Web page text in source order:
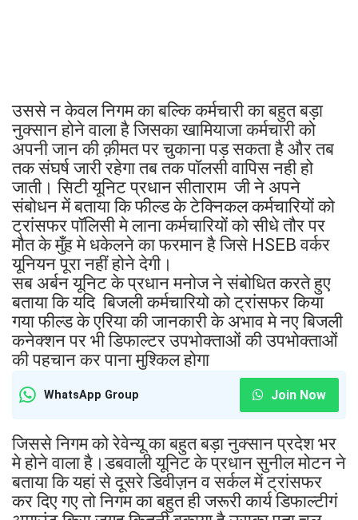
उससे न केवल निगम का बल्कि कर्मचारी का बहुत बड़ा
नुक्सान होने वाला है जिसका खामियाजा कर्मचारी को
अपनी जान की क़ीमत पर चुकाना पड़ सकता है और तब
तक संघर्ष जारी रहेगा तब तक पॉलसी वापिस नही हो
जाती। सिटी यूनिट प्रधान सीताराम जी ने अपने
संबोधन में बताया कि फील्ड के टेक्निकल कर्मचारियों को
ट्रांसफर पॉलिसी मे लाना कर्मचारियों को सीधे तौर पर
मौत के मुँह मे धकेलने का फरमान है जिसे HSEB वर्कर
यूनियन पूरा नहीं होने देगी।
सब अर्बन यूनिट के प्रधान मनोज ने संबोधित करते हुए
बताया कि यदि बिजली कर्मचारियो को ट्रांसफर किया
गया फील्ड के एरिया की जानकारी के अभाव मे नए बिजली
कनेक्शन पर भी डिफाल्टर उपभोक्ताओं की उपभोक्ताओं
की पहचान कर पाना मुश्किल होगा
WhatsApp Group Join Now
जिससे निगम को रेवेन्यू का बहुत बड़ा नुक्सान प्रदेश भर
मे होने वाला है।डबवाली यूनिट के प्रधान सुनील मोटन ने
बताया कि यहां से दूसरे डिवीज़न व सर्कल में ट्रांसफर
कर दिए गए तो निगम का बहुत ही जरूरी कार्य डिफाल्टीगं